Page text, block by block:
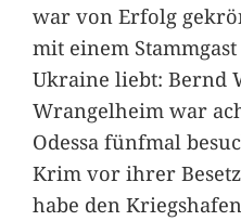
war von Erfolg
mit einem
Ukraine liebt: Bernd
Wrangelheim war
Odessa fünfmal
Krim vor ihrer
habe den